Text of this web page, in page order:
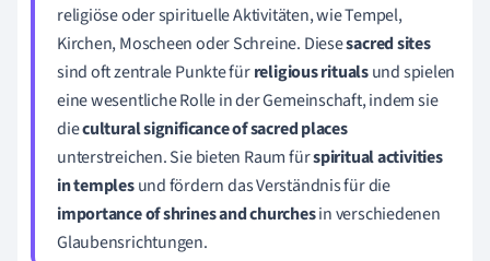
religiöse oder spirituelle Aktivitäten, wie Tempel,
Kirchen, Moscheen oder Schreine. Diesesacred sites
sind oft zentrale Punkte fürreligious ritualsund spielen
eine wesentliche Rolle in der Gemeinschaft, indem sie
diecultural significance of sacred places
unterstreichen. Sie bieten Raum fürspiritual activities
in templesund fördern das Verständnis für die
importance of shrines and churchesin verschiedenen
Glaubensrichtungen.